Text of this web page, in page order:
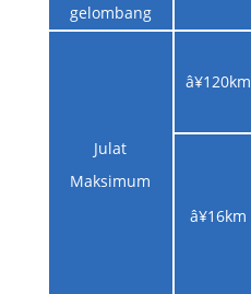
gelombang
Julat
Maksimum
â¥120km
â¥16km